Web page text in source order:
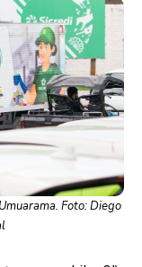
Foto: Diego